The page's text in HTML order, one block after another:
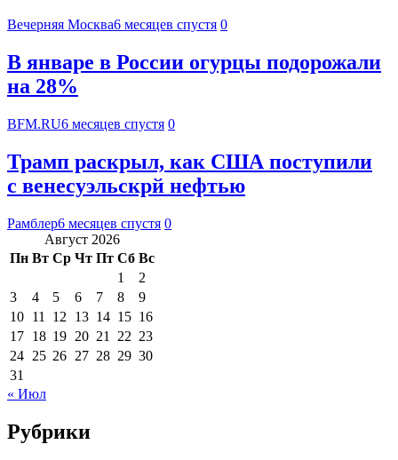
Вечерняя Москва6 месяцев спустя 0
В январе в России огурцы подорожали
на 28%
BFM.RU6 месяцев спустя 0
Трамп раскрыл, как США поступили
с венесуэльскрй нефтью
Рамблер6 месяцев спустя 0
Август 2026
Пн Вт Ср Чт Пт Сб Вс
1
2
3
4 5 6 7 8
9
10 11 12 13 14 15 16
17 18 19 20 21 22 23
24 25 26 27 28 29 30
31
« Июл
Рубрики